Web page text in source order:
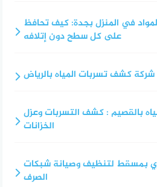
في المنزل بجدة: كيف تحافظ
على كل سطح دون إتلافه
كشف تسربات المياه بالرياض
بالقصيم : كشف التسربات وعزل
الخزانات
بمسقط لتنظيف وصيانة شبكات
الصرف